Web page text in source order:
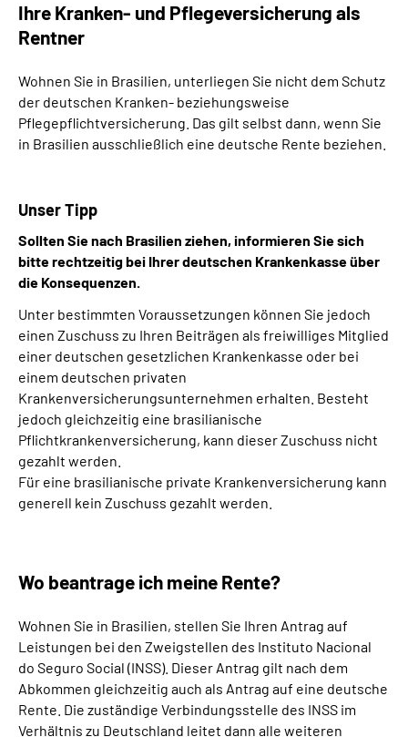
Ihre Kranken- und Pflegeversicherung als
Rentner
Wohnen Sie in Brasilien, unterliegen Sie nicht dem Schutz
der deutschen Kranken- beziehungsweise
Pflegepflichtversicherung. Das gilt selbst dann, wenn Sie
in Brasilien ausschließlich eine deutsche Rente beziehen.
Unser Tipp
Sollten Sie nach Brasilien ziehen, informieren Sie sich
bitte rechtzeitig bei Ihrer deutschen Krankenkasse über
die Konsequenzen.
Unter bestimmten Voraussetzungen können Sie jedoch
einen Zuschuss zu Ihren Beiträgen als freiwilliges Mitglied
einer deutschen gesetzlichen Krankenkasse oder bei
einem deutschen privaten
Krankenversicherungsunternehmen erhalten. Besteht
jedoch gleichzeitig eine brasilianische
Pflichtkrankenversicherung, kann dieser Zuschuss nicht
gezahlt werden.
Für eine brasilianische private Krankenversicherung kann
generell kein Zuschuss gezahlt werden.
Wo beantrage ich meine Rente?
Wohnen Sie in Brasilien, stellen Sie Ihren Antrag auf
Leistungen bei den Zweigstellen des Instituto Nacional
do Seguro Social (INSS). Dieser Antrag gilt nach dem
Abkommen gleichzeitig auch als Antrag auf eine deutsche
Rente. Die zuständige Verbindungsstelle des INSS im
Verhältnis zu Deutschland leitet dann alle weiteren